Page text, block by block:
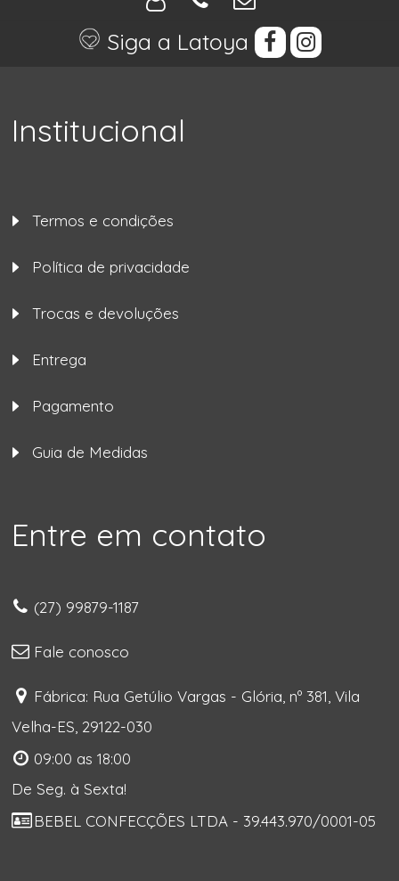
Siga a Latoya
Institucional
Termos e condições
Política de privacidade
Trocas e devoluções
Entrega
Pagamento
Guia de Medidas
Entre em contato
(27) 99879-1187
Fale conosco
Fábrica: Rua Getúlio Vargas - Glória, nº 381, Vila
Velha-ES, 29122-030
09:00 as 18:00
De Seg. à Sexta!
BEBEL CONFECÇÕES LTDA - 39.443.970/0001-05